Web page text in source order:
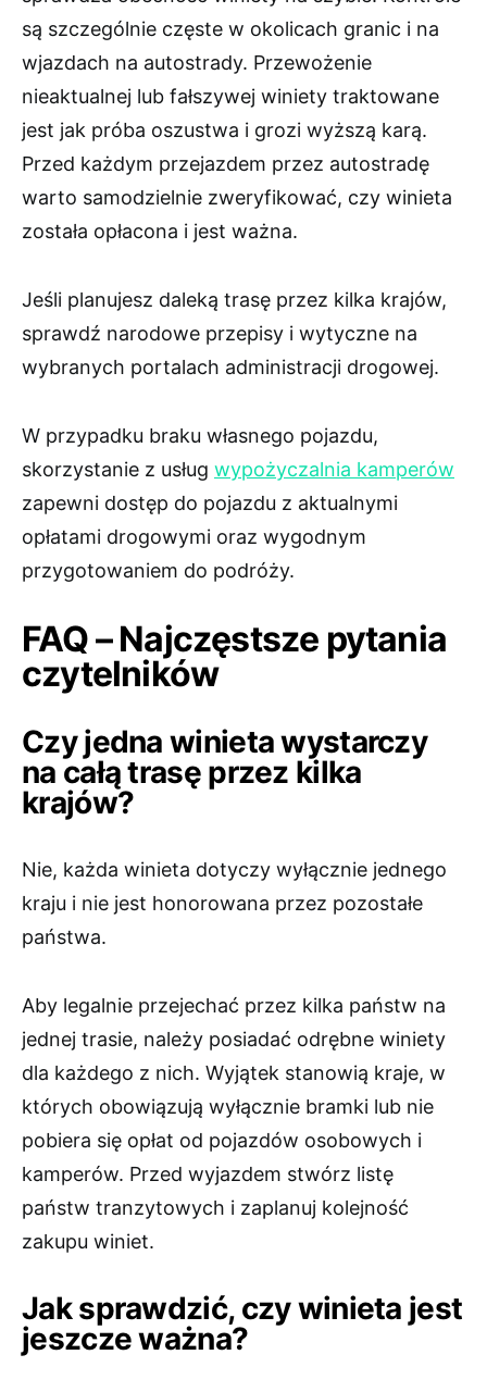
są szczególnie częste w okolicach granic i na
wjazdach na autostrady. Przewożenie
nieaktualnej lub fałszywej winiety traktowane
jest jak próba oszustwa i grozi wyższą karą.
Przed każdym przejazdem przez autostradę
warto samodzielnie zweryfikować, czy winieta
została opłacona i jest ważna.
Jeśli planujesz daleką trasę przez kilka krajów,
sprawdź narodowe przepisy i wytyczne na
wybranych portalach administracji drogowej.
W przypadku braku własnego pojazdu,
skorzystanie z usług wypożyczalnia kamperów
zapewni dostęp do pojazdu z aktualnymi
opłatami drogowymi oraz wygodnym
przygotowaniem do podróży.
FAQ – Najczęstsze pytania
czytelników
Czy jedna winieta wystarczy
na całą trasę przez kilka
krajów?
Nie, każda winieta dotyczy wyłącznie jednego
kraju i nie jest honorowana przez pozostałe
państwa.
Aby legalnie przejechać przez kilka państw na
jednej trasie, należy posiadać odrębne winiety
dla każdego z nich. Wyjątek stanowią kraje, w
których obowiązują wyłącznie bramki lub nie
pobiera się opłat od pojazdów osobowych i
kamperów. Przed wyjazdem stwórz listę
państw tranzytowych i zaplanuj kolejność
zakupu winiet.
Jak sprawdzić, czy winieta jest
jeszcze ważna?